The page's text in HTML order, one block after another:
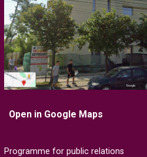
Open in Google Maps
Programme for public relations